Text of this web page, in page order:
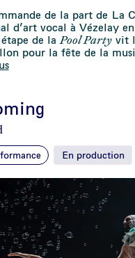
de la part de La
d’art vocal à Vézelay
de la Pool Partyvit
pour la fête de la
En production